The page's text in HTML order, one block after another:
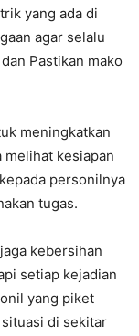
yang ada di
agar selalu
Pastikan mako
meningkatkan
kesiapan
personilnya
tugas.
kebersihan
setiap kejadian
yang piket
di sekitar